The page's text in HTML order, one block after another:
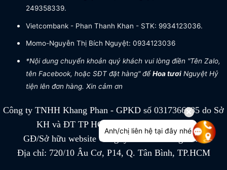
249358339.
Vietcombank - Phan Thanh Khan - STK: 9934123036.
Momo-Nguyễn Thị Bích Nguyệt: 0934123036
*Nội dung chuyển khoản quý khách vui lòng điền "Tên Zalo,
tên Facebook, hoặc SĐT đặt hàng" đểHoa tươiNguyệt Hỷ
tiện lên đơn hàng. Xin cảm ơn
Công ty TNHH Khang Phan - GPKD số 0317366885 do Sở
KH và ĐT TP HCM cấp ngày 04/07/2022
GĐ/Sở hữu website Công ty TNHH Khang Phan
Địa chỉ: 720/10 Âu Cơ, P14, Q. Tân Bình, TP.HCM
Anh/chị liên hệ tại đây nhé